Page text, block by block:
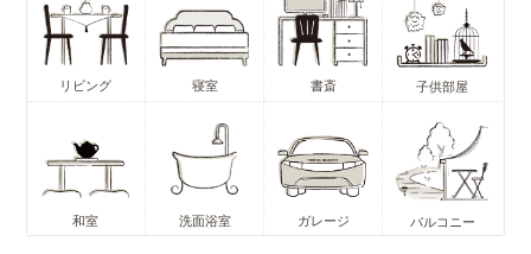
リビング 寝室 書斎 子供部屋
和室 洗面浴室 ガレージ バルコニー